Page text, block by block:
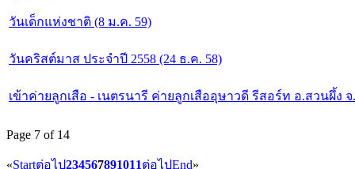
วันเด็กแห่งชาติ (8 ม.ค. 59)
วันคริสต์มาส ประจำปี 2558 (24 ธ.ค. 58)
เข้าค่ายลูกเสือ - เนตรนารี ค่ายลูกเสืออุษาวดี รีสอร์ท อ.สวนผึ้ง จ
Page 7 of 14
«Startต่อไป234567891011ต่อไปEnd»